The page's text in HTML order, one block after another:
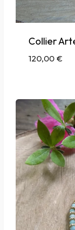
Collier
120,00€